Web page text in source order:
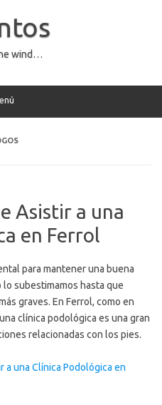
wind…
Asistir a una
en Ferrol
para mantener una buena
lo subestimamos hasta que
graves. En Ferrol, como en
clínica podológica es una gran
relacionadas con los pies.
a una Clínica Podológica en